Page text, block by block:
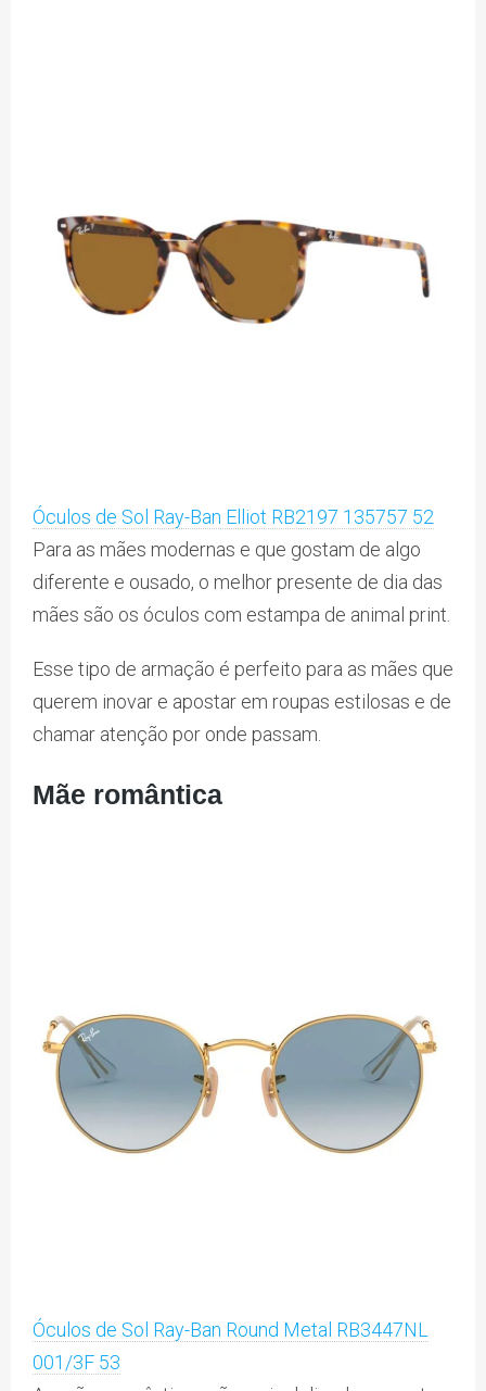
Óculos de Sol Ray-Ban Elliot RB2197 135757 52
Para as mães modernas e que gostam de algo
diferente e ousado, o melhor presente de dia das
mães são os óculos com estampa de animal print.
Esse tipo de armação é perfeito para as mães que
querem inovar e apostar em roupas estilosas e de
chamar atenção por onde passam.
Mãe romântica
Óculos de Sol Ray-Ban Round Metal RB3447NL
001/3F 53